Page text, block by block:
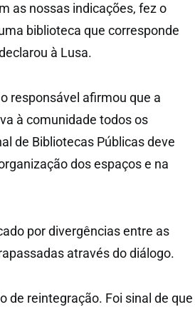
as nossas indicações, fez o
biblioteca que corresponde
à Lusa.
responsável afirmou que a
à comunidade todos os
de Bibliotecas Públicas deve
dos espaços e na
por divergências entre as
através do diálogo.
de reintegração. Foi sinal de que